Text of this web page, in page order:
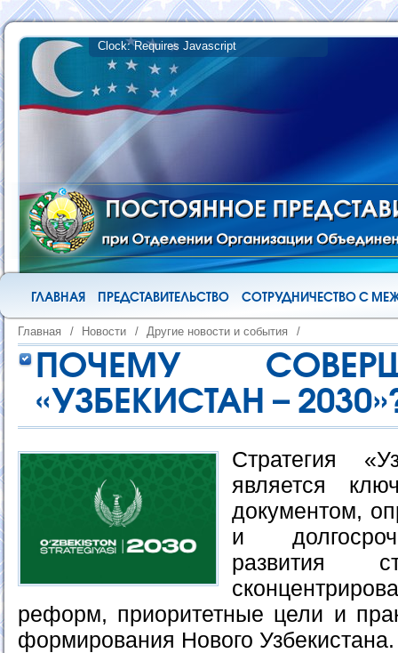
ГЛАВНАЯ ПРЕДСТАВИТЕЛЬСТВО СОТРУДНИЧЕСТВО С
Главная / Новости / Другие новости и события /
ПОЧЕМУ
«УЗБЕКИСТАН –
Стратегия
является
документом,
и
развития
реформ, приоритетные цели и
формирования Нового Узбекистана.